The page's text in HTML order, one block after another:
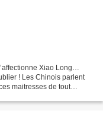
Xiao Long…
! Les Chinois parlent
maitresses de tout